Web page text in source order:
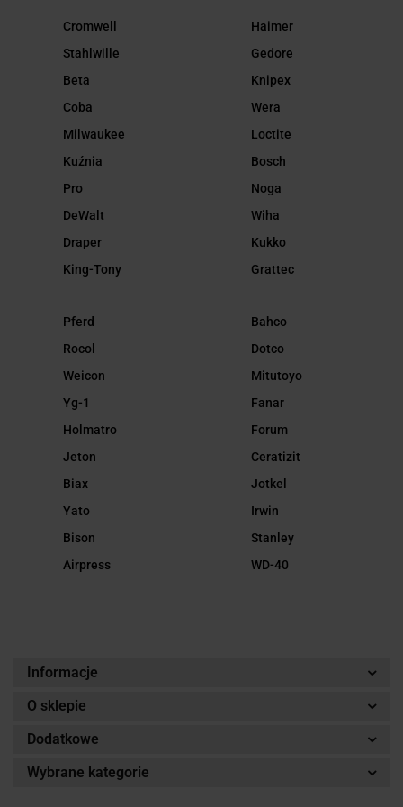
Cromwell
Stahlwille
Beta
Coba
Milwaukee
Kuźnia
Pro
DeWalt
Draper
King-Tony
Haimer
Gedore
Knipex
Wera
Loctite
Bosch
Noga
Wiha
Kukko
Grattec
Pferd
Rocol
Weicon
Yg-1
Holmatro
Jeton
Biax
Yato
Bison
Airpress
Bahco
Dotco
Mitutoyo
Fanar
Forum
Ceratizit
Jotkel
Irwin
Stanley
WD-40
Informacje
O sklepie
Dodatkowe
Wybrane kategorie